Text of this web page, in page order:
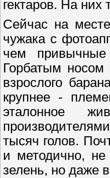
гектаров. На них
Сейчас на
чужака с
чем
Горбатым носом
взрослого
крупнее -
эталонное
тысяч голов.
и методично,
зелень, но даже